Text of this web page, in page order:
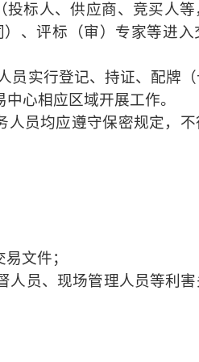
标人、供应商、竞买人
、评标（审）专家等进入
员实行登记、持证、配牌
心相应区域开展工作。
员均应遵守保密规定，
文件；
人员、现场管理人员等利